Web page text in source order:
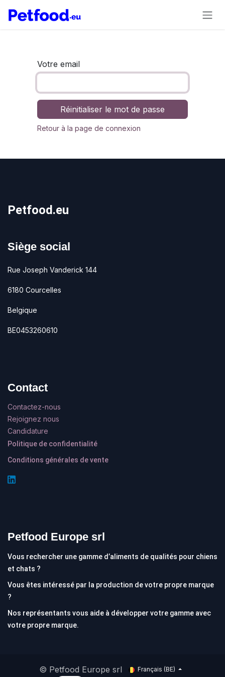
Votre email
Réinitialiser le mot de passe
Retour à la page de connexion
Petfood.eu
Siège social
Rue Joseph Vanderick 144
6180 Courcelles
Belgique
BE0453260610
Contact
Contactez-nous
Rejoignez nous
Candidature
Politique de confidentialité
Conditions générales de vente
Petfood Europe srl
Vous rechercher une gamme d’aliments de qualités pour chiens
et chats ?
Vous êtes intéressé par la production de votre propre marque
?
Nos représentants vous aide à développer votre gamme avec
votre propre marque.
© Petfood Europe srl Français (BE)